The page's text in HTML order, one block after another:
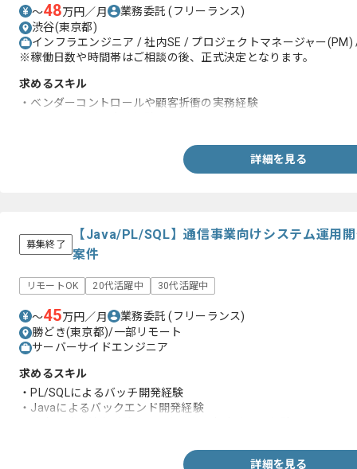
〜48万円／月 業務委託(フリーランス)
渋谷(東京都)
インフラエンジニア / 社内SE / プロジェクトマネージャー
※稼働日数や時間帯はご相談の後、正式決定となります。
求めるスキル
・ベンダーコントロールや顧客折衝の実務経験
詳細を見る
募集終了
【Java/PL/SQL】通信事業向けシステム運用
案件
リモートOK 20代活躍中 30代活躍中
〜45万円／月 業務委託(フリーランス)
勝どき(東京都)/一部リモート
サーバーサイドエンジニア
求めるスキル
・PL/SQLによるバッチ開発経験
・Javaによるバックエンド開発経験
詳細を見る